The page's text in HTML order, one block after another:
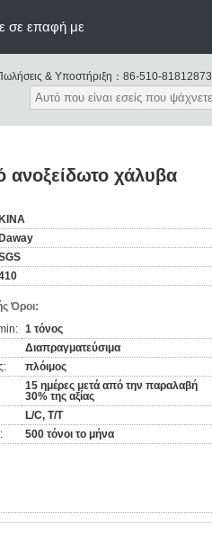
σε επαφή με
& Υποστήριξη： 86-510-81812873
ανοξείδωτο χάλυβα
ΚΙΝΑ
Daway
Όροι:
1 τόνος
Διαπραγματεύσιμα
πλόιμος
15 ημέρες μετά από την παραλαβή
30% της αξίας
L/C, T/T
500 τόνοι το μήνα